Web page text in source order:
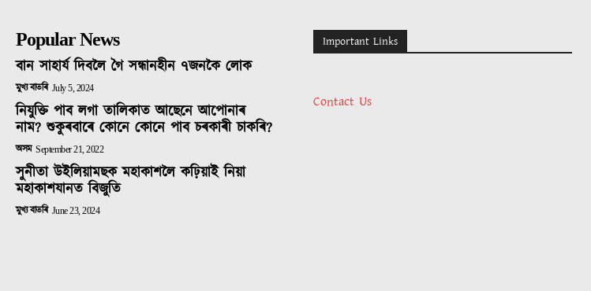
Popular News
বান সাহাৰ্য দিবলৈ গৈ সন্ধানহীন ৭জনকৈ লোক
মুখ্য বাতৰি July 5, 2024
নিযুক্তি পাব লগা তালিকাত আছেনে আপোনাৰ
নাম? শুকুৰবাৰে কোনে কোনে পাব চৰকাৰী চাকৰি?
অসম September 21, 2022
সুনীতা উইলিয়ামছক মহাকাশলৈ কঢ়িয়াই নিয়া
মহাকাশযানত বিজুতি
মুখ্য বাতৰি June 23, 2024
Important Links
Contact Us